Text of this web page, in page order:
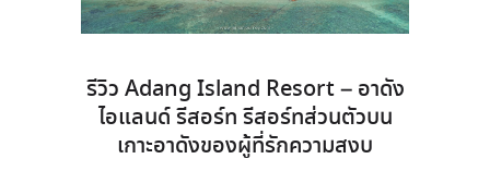
รีวิว Adang Island Resort – อาดัง
ไอแลนด์ รีสอร์ท รีสอร์ทส่วนตัวบน
เกาะอาดังของผู้ที่รักความสงบ